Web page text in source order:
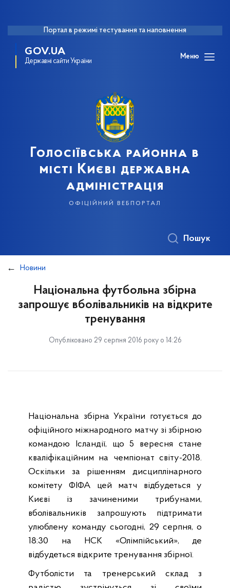
Портал в режимі тестування та наповнення
GOV.UA
Державні сайти України
Меню
Голосіївська районна в
місті Києві державна
адміністрація
офіційний вебпортал
Пошук
Новини
Національна футбольна збірна
запрошує вболівальників на відкрите
тренування
Опубліковано 29 серпня 2016 року о 14:26
Національна збірна України готується до
офіційного міжнародного матчу зі збірною
командою Ісландії, що 5 вересня стане
кваліфікаційним на чемпіонат світу-2018.
Оскільки за рішенням дисциплінарного
комітету ФІФА цей матч відбудеться у
Києві із зачиненими трибунами,
вболівальників запрошують підтримати
улюблену команду сьогодні, 29 серпня, о
18:30 на НСК «Олімпійський», де
відбудеться відкрите тренування збірної.
Футболісти та тренерський склад з